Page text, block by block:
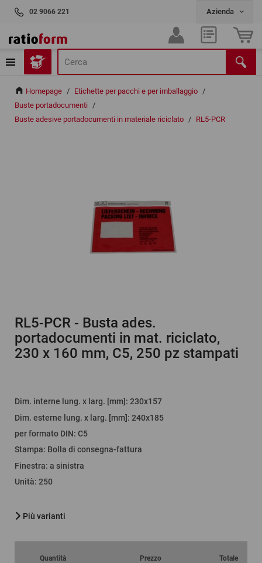
02 9066 221
Homepage / Etichette per pacchi e per imballaggio /
Buste portadocumenti /
Buste adesive portadocumenti in materiale riciclato / RL5-PCR
RL5-PCR - Busta ades.
portadocumenti in mat. riciclato,
230 x 160 mm, C5, 250 pz stampati
Dim. interne lung. x larg. [mm] : 230x157
Dim. esterne lung. x larg. [mm]: 240x185
per formato DIN: C5
Stampa: Bolla di consegna-fattura
Finestra: a sinistra
Unità: 250
Più varianti
Quantità Prezzo Totale